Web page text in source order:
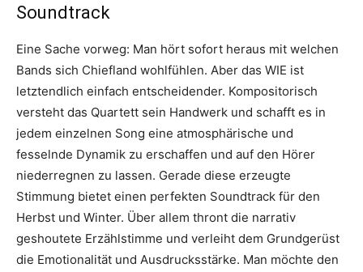
Soundtrack
Eine Sache vorweg: Man hört sofort heraus mit welchen
Bands sich Chiefland wohlfühlen. Aber das WIE ist
letztendlich einfach entscheidender. Kompositorisch
versteht das Quartett sein Handwerk und schafft es in
jedem einzelnen Song eine atmosphärische und
fesselnde Dynamik zu erschaffen und auf den Hörer
niederregnen zu lassen. Gerade diese erzeugte
Stimmung bietet einen perfekten Soundtrack für den
Herbst und Winter. Über allem thront die narrativ
geshoutete Erzählstimme und verleiht dem Grundgerüst
die Emotionalität und Ausdrucksstärke. Man möchte den